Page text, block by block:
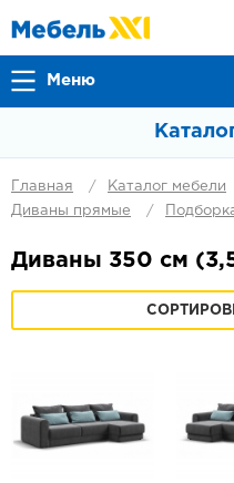
Меню
Главная Каталог мебели
Диваны прямые
Диваны 350 см